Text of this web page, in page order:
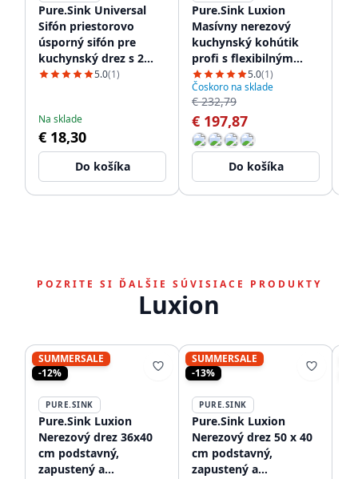
Pure.Sink Universal
Sifón priestorovo
úsporný sifón pre
kuchynský drez s 2
pripojeniami na
5.0(1)
Na sklade
€ 18,30
Do košíka
Pure.Sink Luxion
Masívny nerezový
kuchynský kohútik
profi s flexibilným
výtokom a 2 typmi
prúdu PLXFLEX-02
5.0(1)
Čoskoro na sklade
€ 232,79
€ 197,87
Do košíka
POZRITE SI ĎALŠIE SÚVISIACE PRODUKTY
Luxion
SUMMERSALE
-12%
PURE.SINK
Pure.Sink Luxion
Nerezový drez 36x40
cm podstavný,
zapustený a
SUMMERSALE
-13%
PURE.SINK
Pure.Sink Luxion
Nerezový drez 50 x 40
cm podstavný,
zapustený a